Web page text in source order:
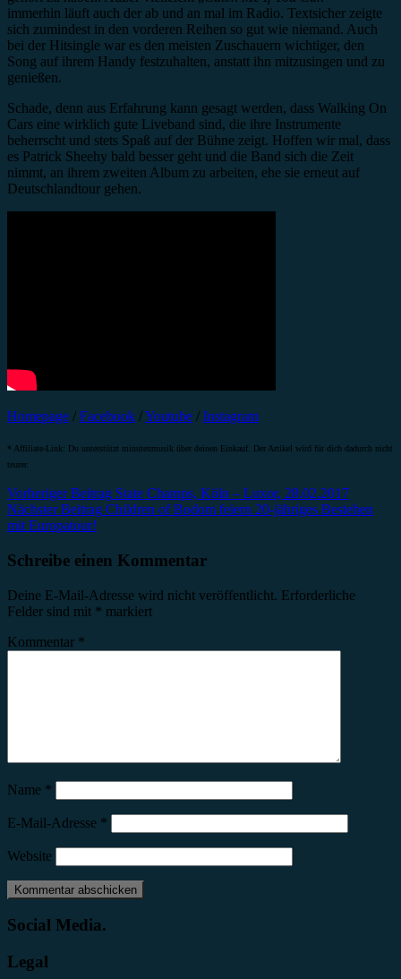
immerhin läuft auch der ab und an mal im Radio. Textsicher zeigte
sich zumindest in den vorderen Reihen so gut wie niemand. Auch
bei der Hitsingle war es den meisten Zuschauern wichtiger, den
Song auf ihrem Handy festzuhalten, anstatt ihn mitzusingen und zu
genießen.
Schade, denn aus Erfahrung kann gesagt werden, dass Walking On
Cars eine wirklich gute Liveband sind, die ihre Instrumente
beherrscht und stets Spaß auf der Bühne zeigt. Hoffen wir mal, dass
es Patrick Sheehy bald besser geht und die Band sich die Zeit
nimmt, an ihrem zweiten Album zu arbeiten, ehe sie erneut auf
Deutschlandtour gehen.
Homepage / Facebook /Youtube / Instagram
* Affiliate-Link: Du unterstützt minutenmusik über deinen Einkauf. Der Artikel wird für dich dadurch nicht
teurer.
Beitragsnavigation
Vorheriger Beitrag State Champs, Köln – Luxor, 28.02.2017
Nächster Beitrag Children of Bodom feiern 20-jähriges Bestehen
mit Europatour!
Schreibe einen Kommentar
Deine E-Mail-Adresse wird nicht veröffentlicht. Erforderliche
Felder sind mit * markiert
Kommentar *
Name *
E-Mail-Adresse *
Website
Social Media.
Legal